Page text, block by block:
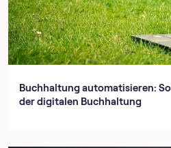
Buchhaltung automatisieren:
der digitalen Buchhaltung